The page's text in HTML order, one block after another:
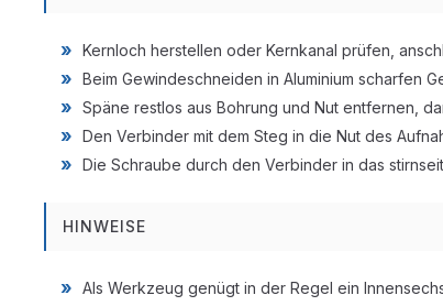
Kernloch herstellen oder Kernkanal prüfen,
Beim Gewindeschneiden in Aluminium scharfen
Späne restlos aus Bohrung und Nut entfernen,
Den Verbinder mit dem Steg in die Nut des
Die Schraube durch den Verbinder in das
HINWEISE
Als Werkzeug genügt in der Regel ein